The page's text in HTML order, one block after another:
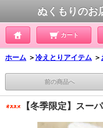
ぬくもりの
カート
ホーム ＞冷えとりアイテム ＞
前の商品へ
【冬季限定】スー